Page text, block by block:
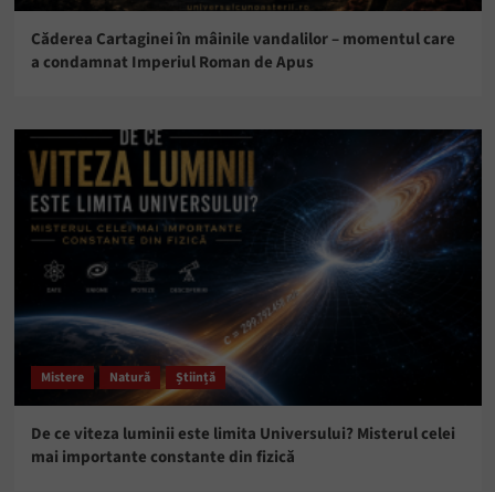
Căderea Cartaginei în mâinile vandalilor – momentul care
a condamnat Imperiul Roman de Apus
Mistere Natură Știință
De ce viteza luminii este limita Universului? Misterul celei
mai importante constante din fizică